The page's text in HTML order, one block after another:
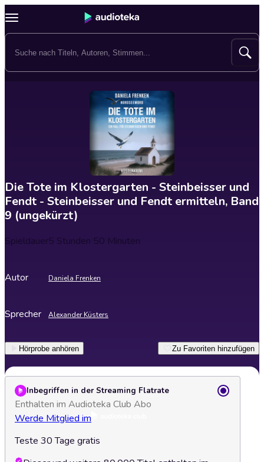
Die Tote im Klostergarten - Steinbeisser und
Fendt - Steinbeisser und Fendt ermitteln, Band
9 (ungekürzt)
Spieldauer5 Stunden 50 Minuten
Autor Daniela Frenken
Sprecher Alexander Küsters
Hörprobe anhören Zu Favoriten hinzufügen
Inbegriffen in der Streaming Flatrate
Enthalten im Audioteka Club Abo
Werde Mitglied im
Teste 30 Tage gratis